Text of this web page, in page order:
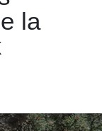
la